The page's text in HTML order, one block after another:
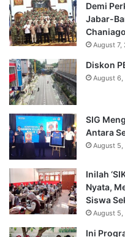
Demi
Jabar-
August 7,
Diskon
August
SIG
Antara
August
Inilah
Nyata,
Siswa
August
Ini